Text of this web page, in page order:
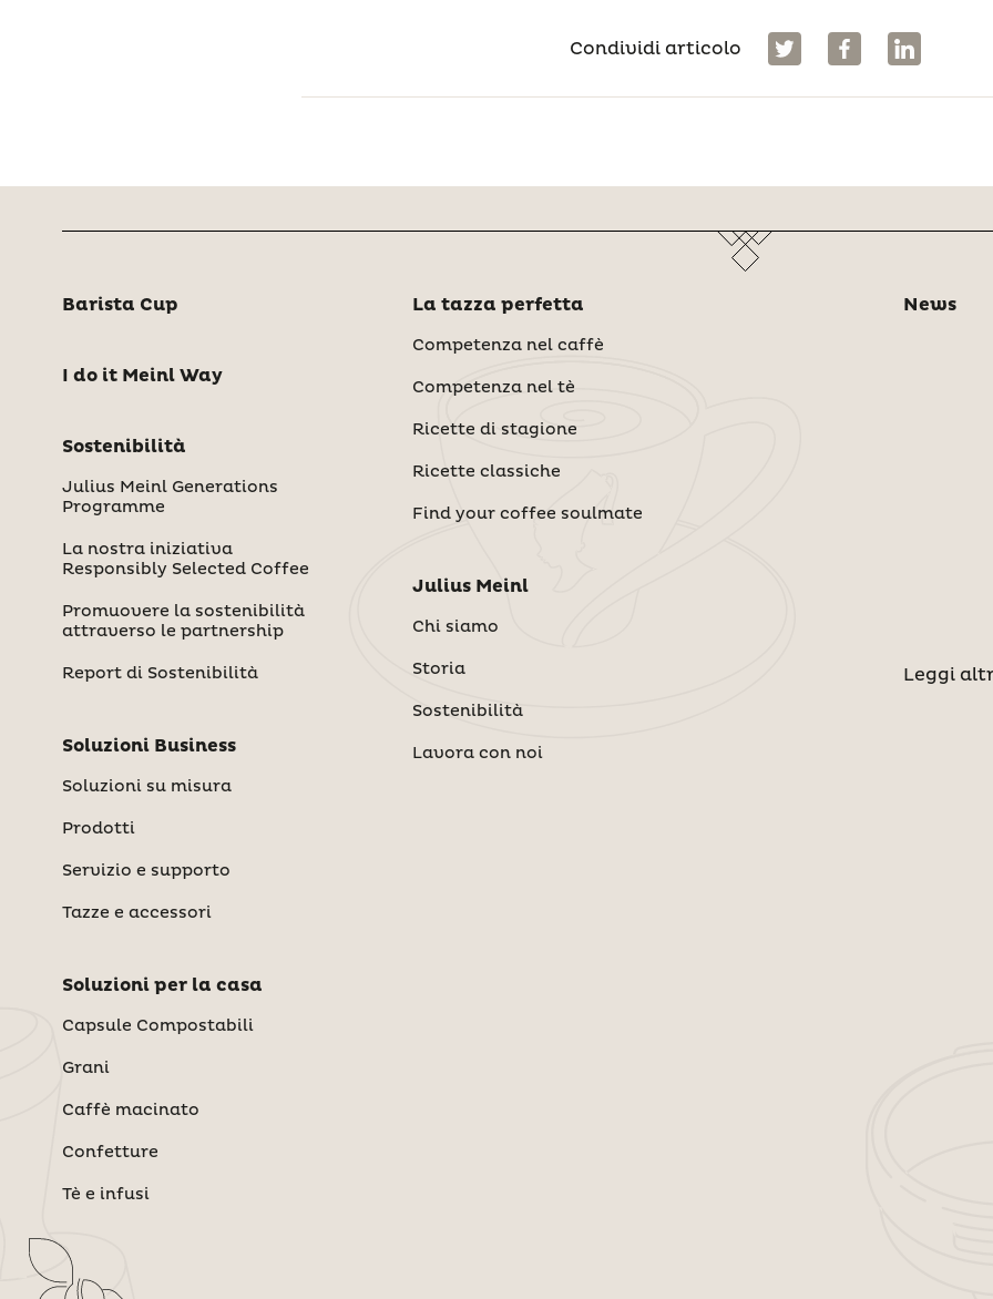
Condividi articolo
Barista Cup
I do it Meinl Way
Sostenibilità
Julius Meinl Generations
Programme
La nostra iniziativa
Responsibly Selected Coffee
Promuovere la sostenibilità
attraverso le partnership
Report di Sostenibilità
Soluzioni Business
Soluzioni su misura
Prodotti
Servizio e supporto
Tazze e accessori
Soluzioni per la casa
Capsule Compostabili
Grani
Caffè macinato
Confetture
Tè e infusi
La tazza perfetta
Competenza nel caffè
Competenza nel tè
Ricette di stagione
Ricette classiche
Find your coffee soulmate
Julius Meinl
Chi siamo
Storia
Sostenibilità
Lavora con noi
News
Leggi